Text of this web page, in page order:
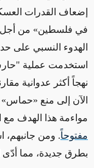
إضعاف القدرات
في فلسطين» من أجل
الهدوء النسبي على
استخدمت عملية
نهجاً أكثر عدوانية
الآن إلى منع «حماس»
مواءمة هذا الهدف مع
مفتوحاً. ومن جانبهم،
بطرق جديدة، مما أدّى